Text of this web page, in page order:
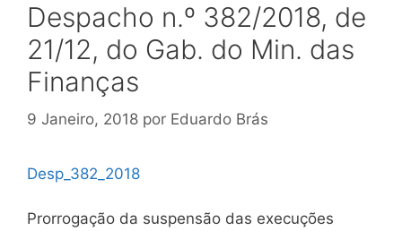
Despacho n.º 382/2018, de
21/12, do Gab. do Min. das
Finanças
9 Janeiro, 2018 por Eduardo Brás
Desp_382_2018
Prorrogação da suspensão das execuções